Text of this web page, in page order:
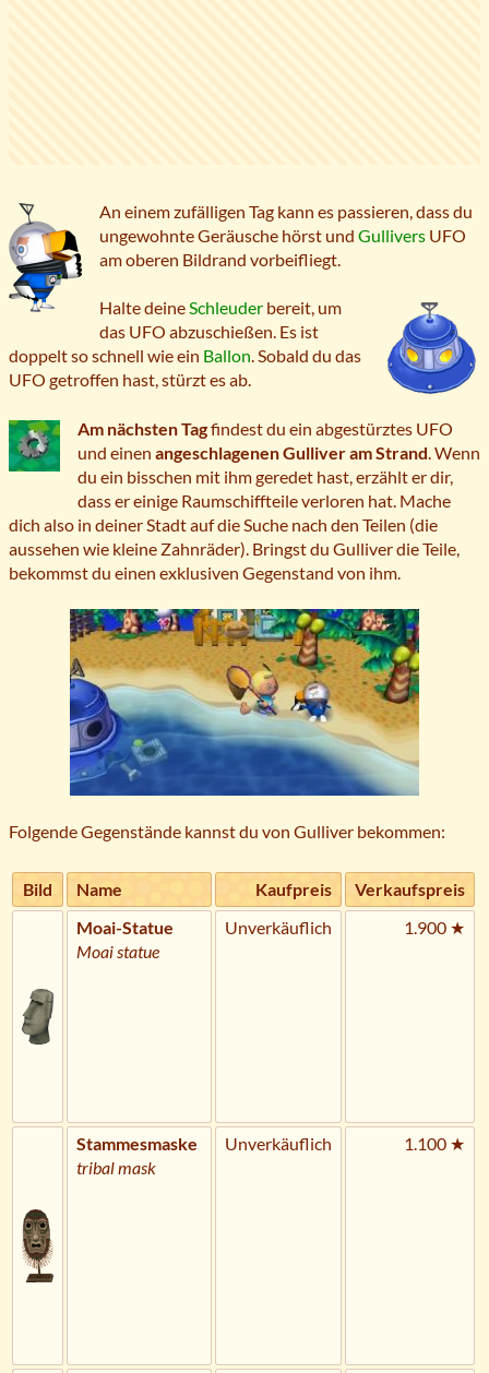
An einem zufälligen Tag kann es passieren, dass du
ungewohnte Geräusche hörst und Gullivers UFO
am oberen Bildrand vorbeifliegt.
Halte deineSchleuder bereit, um
das UFO abzuschießen. Es ist
doppelt so schnell wie ein Ballon. Sobald du das
UFO getroffen hast, stürzt es ab.
Am nächsten Tagfindest du ein abgestürztes UFO
und einen angeschlagenen Gulliver am Strand . Wenn
du ein bisschen mit ihm geredet hast, erzählt er dir,
dass er einige Raumschiffteile verloren hat. Mache
dich also in deiner Stadt auf die Suche nach den Teilen (die
aussehen wie kleine Zahnräder). Bringst du Gulliver die Teile,
bekommst du einen exklusiven Gegenstand von ihm.
Folgende Gegenstände kannst du von Gulliver bekommen:
Bild Name Kaufpreis
Verkaufspreis
Moai-Statue
Moai statue
Unverkäuflich 1.900 ★
Stammesmaske
tribal mask
Unverkäuflich 1.100 ★